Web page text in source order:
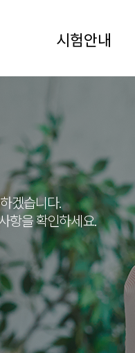
시험안내
겠습니다.
항을 확인하세요.